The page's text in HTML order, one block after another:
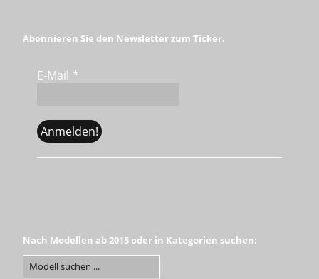
Abonnieren Sie den Newsletter zum Ticker.
E-Mail *
Nach Modellen ab 2015 oder in Kategorien suchen: